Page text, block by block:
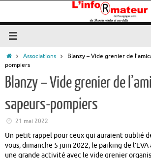
contenu
Accueil
Associations
Blanzy – Vide grenier de
pompiers
Blanzy – Vide grenier de
sapeurs-pompiers
21 mai 2022
Un petit rappel pour ceux qui auraient oublié
vous, dimanche 5 juin 2022, le parking de
une grande activité avec le vide grenier